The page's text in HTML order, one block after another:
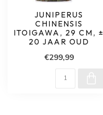
JUNIPERUS
CHINENSIS
ITOIGAWA, 29 CM, ±
20 JAAR OUD
€299,99